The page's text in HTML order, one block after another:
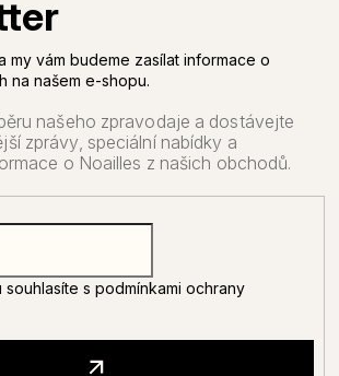
my vám budeme zasílat informace o
na našem e-shopu.
souhlasíte s podmínkami ochrany